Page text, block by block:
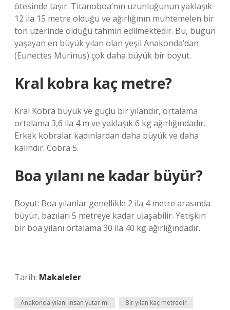
ötesinde taşır. Titanoboa’nın uzunluğunun yaklaşık
12 ila 15 metre olduğu ve ağırlığının muhtemelen bir
ton üzerinde olduğu tahmin edilmektedir. Bu, bugün
yaşayan en büyük yılan olan yeşil Anakonda’dan
(Eunectes Murinus) çok daha büyük bir boyut.
Kral kobra kaç metre?
Kral Kobra büyük ve güçlü bir yılandır, ortalama
ortalama 3,6 ila 4 m ve yaklaşık 6 kg ağırlığındadır.
Erkek kobralar kadınlardan daha büyük ve daha
kalındır. Cobra 5.
Boa yılanı ne kadar büyür?
Boyut: Boa yılanlar genellikle 2 ila 4 metre arasında
büyür, bazıları 5 metreye kadar ulaşabilir. Yetişkin
bir boa yılanı ortalama 30 ila 40 kg ağırlığındadır.
Tarih: Makaleler
Anakonda yılanı insan yutar mı Bir yılan kaç metredir